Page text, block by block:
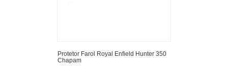
Protetor Farol Royal Enfield Hunter 350
Chapam